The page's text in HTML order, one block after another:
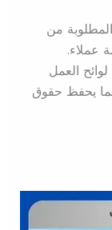
من
عملاء.
العمل
يحفظ حقوق